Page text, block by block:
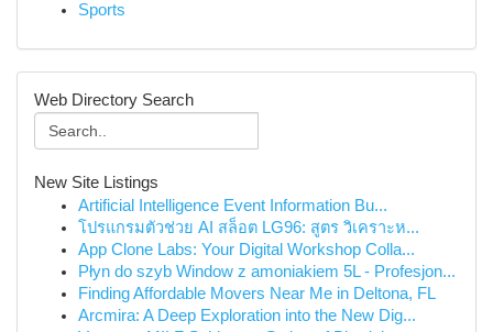
Sports
Web Directory Search
New Site Listings
Artificial Intelligence Event Information Bu...
โปรแกรมตัวช่วย AI สล็อต LG96: สูตร วิเคราะห...
App Clone Labs: Your Digital Workshop Colla...
Płyn do szyb Window z amoniakiem 5L - Profesjon...
Finding Affordable Movers Near Me in Deltona, FL
Arcmira: A Deep Exploration into the New Dig...